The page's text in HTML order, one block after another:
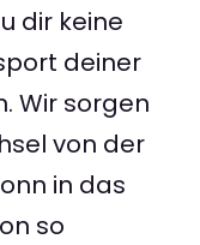
dir keine
deiner
Wir sorgen
von der
in das
so